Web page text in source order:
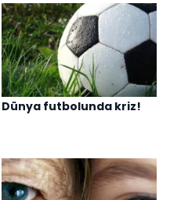
Dünya futbolunda kriz!